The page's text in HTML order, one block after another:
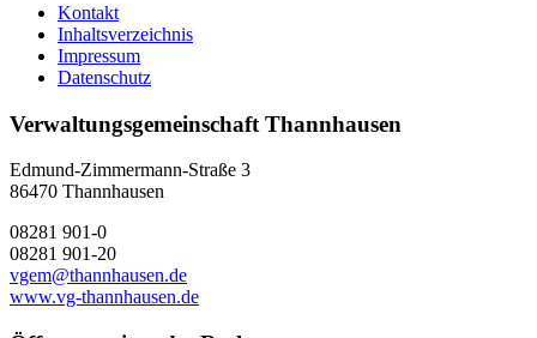
Kontakt
Inhaltsverzeichnis
Impressum
Datenschutz
Verwaltungsgemeinschaft Thannhausen
Edmund-Zimmermann-Straße 3
86470 Thannhausen
08281 901-0
08281 901-20
vgem@thannhausen.de
www.vg-thannhausen.de